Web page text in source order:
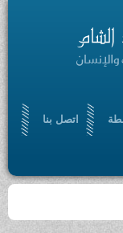
اتصل بنا